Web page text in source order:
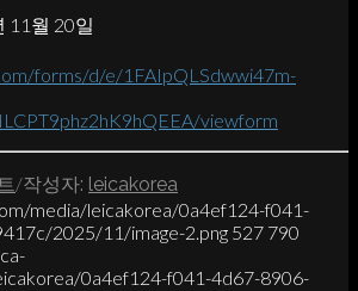
11월 20일
forms/d/e/1FAIpQLSdwwi47m-
viewform
/작성자: leicakorea
media/leicakorea/0a4ef124-f041-
2025/11/image-2.png 527 790
0a4ef124-f041-4d67-8906-